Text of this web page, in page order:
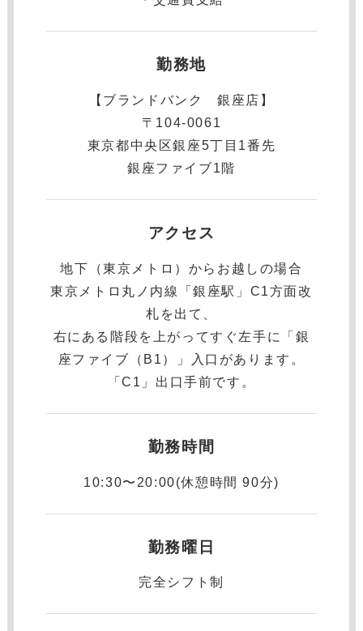
勤務地
【ブランドバンク 銀座店】
〒104-0061
東京都中央区銀座5丁目1番先
銀座ファイブ1階
アクセス
地下（東京メトロ）からお越しの場合
東京メトロ丸ノ内線「銀座駅」C1方面改
札を出て、
右にある階段を上がってすぐ左手に「銀
座ファイブ（B1）」入口があります。
「C1」出口手前です。
勤務時間
10:30〜20:00(休憩時間 90分)
勤務曜日
完全シフト制